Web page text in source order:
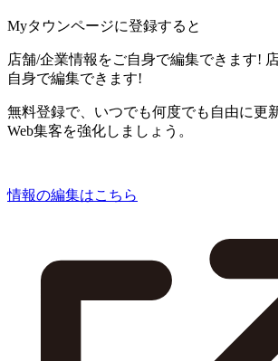
Myタウンページに登録すると
店舗/企業情報をご自身で編集できます!
自身で編集できます!
無料登録で、いつでも何度でも自由に更
Web集客を強化しましょう。
情報の編集はこちら